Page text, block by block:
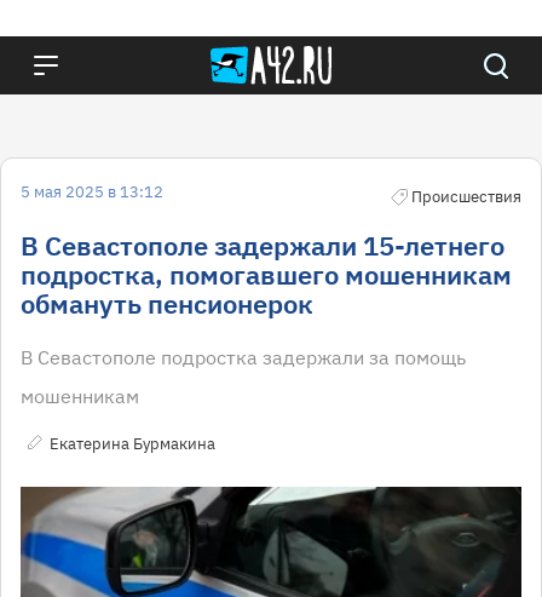
5 мая 2025 в 13:12 Происшествия
В Севастополе задержали 15-летнего
подростка, помогавшего мошенникам
обмануть пенсионерок
В Севастополе подростка задержали за помощь
мошенникам
Екатерина Бурмакина